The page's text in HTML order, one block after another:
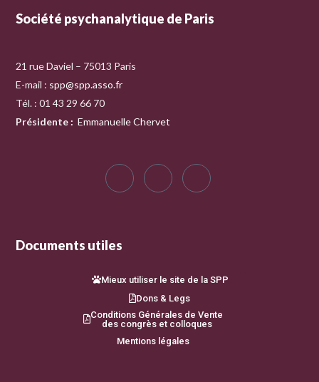
Société psychanalytique de Paris
21 rue Daviel – 75013 Paris
E-mail : spp@spp.asso.fr
Tél. : 01 43 29 66 70
Présidente : Emmanuelle Chervet
Documents utiles
Mieux utiliser le site de la SPP
Dons & Legs
Conditions Générales de Vente
des congrès et colloques
Mentions légales